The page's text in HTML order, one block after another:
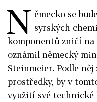
N ěmecko se
syrských
komponentů zničí na
oznámil německý
Steinmeier. Podle
prostředky, by v
využití své technické